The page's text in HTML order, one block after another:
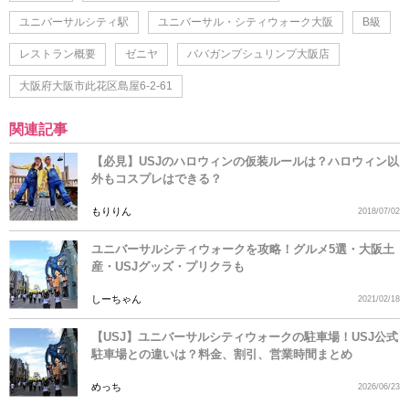
ユニバーサルシティ駅 ユニバーサル・シティウォーク大阪 B級
レストラン概要 ゼニヤ ババガンプシュリンプ大阪店
大阪府大阪市此花区島屋6-2-61
関連記事
【必見】USJのハロウィンの仮装ルールは？ハロウィン以
外もコスプレはできる？
もりりん 2018/07/02
ユニバーサルシティウォークを攻略！グルメ5選・大阪土
産・USJグッズ・プリクラも
しーちゃん 2021/02/18
【USJ】ユニバーサルシティウォークの駐車場！USJ公式
駐車場との違いは？料金、割引、営業時間まとめ
めっち 2026/06/23